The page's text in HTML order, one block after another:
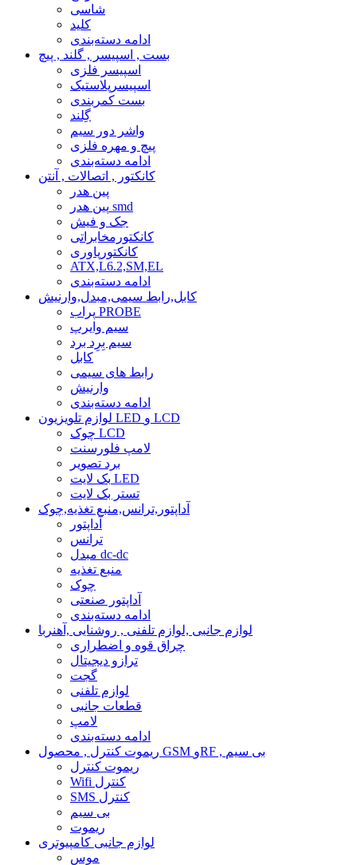
شاسی
کلید
ادامه دسته‌بندی
بست , اسپیسر , گلند , پیچ
اسپیسر فلزی
اسپیسرپلاستیک
بست کمربندی
گِلند
واشر دور سیم
پیچ و مهره فلزی
ادامه دسته‌بندی
کانکتور , اتصالات , آنتن
پین هدر
پین هدر smd
جک و فیش
کانکتورمخابراتی
کانکتورپاوری
ATX,L6.2,SM,EL
ادامه دسته‌بندی
کابل,رابط سیمی,مبدل,وارنیش
پراب PROBE
سیم وایرپ
سیم بِرِد برد
کابل
رابط های سیمی
وارنیش
ادامه دسته‌بندی
لوازم تلویزیون LED و LCD
چوک LCD
لامپ فلورسنت
برد تصویر
بک لایت LED
تستر بک لایت
آداپتور,ترانس,منبع تغذیه,چوک
آداپتور
ترانس
مبدل dc-dc
منبع تغذیه
چوک
آداپتور صنعتی
ادامه دسته‌بندی
لوازم جانبی ,لوازم تلفنی , روشنایی ,آهنربا
چراق قوه و اضطراری
ترازو دیجیتال
گجت
لوازم تلفنی
قطعات جانبی
لامپ
ادامه دسته‌بندی
ریموت کنترل , محصول GSM وRF , بی سیم
ریموت کنترل
Wifi کنترل
SMS کنترل
بی سیم
ریموت
لوازم جانبی کامپیوتری
موس